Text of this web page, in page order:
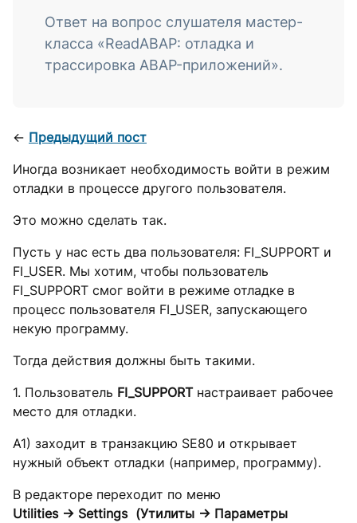
Ответ на вопрос слушателя мастер-
класса «ReadABAP: отладка и
трассировка ABAP-приложений».
← Предыдущий пост
Иногда возникает необходимость войти в режим
отладки в процессе другого пользователя.
Это можно сделать так.
Пусть у нас есть два пользователя: FI_SUPPORT и
FI_USER. Мы хотим, чтобы пользователь
FI_SUPPORT смог войти в режиме отладке в
процесс пользователя FI_USER, запускающего
некую программу.
Тогда действия должны быть такими.
1. Пользователь FI_SUPPORTнастраивает рабочее
место для отладки.
А1) заходит в транзакцию SE80 и открывает
нужный объект отладки (например, программу).
В редакторе переходит по меню
Utilities-> Settings(Утилиты -> Параметры